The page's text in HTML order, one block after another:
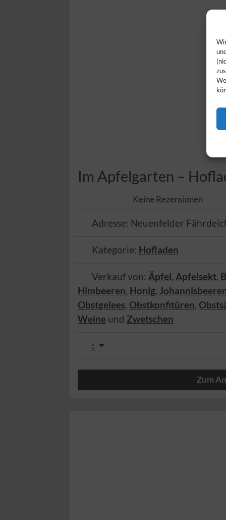
Im Apfelgarten –
Keine Rezensionen
Adresse: Neuenfelder
Kategorie: Hofladen
Verkauf von: Äpfel, Apfelsekt,
Himbeeren, Honig,
Obstgelees, Obstkonfitüren,
Weine und Zwetschen
:
Zum